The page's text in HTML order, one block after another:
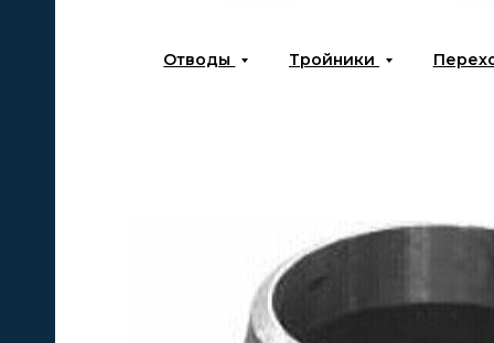
Отводы Тройники